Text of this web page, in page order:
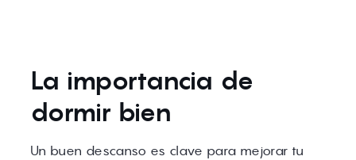
La importancia de
dormir bien
Un buen descanso es clave para mejorar tu